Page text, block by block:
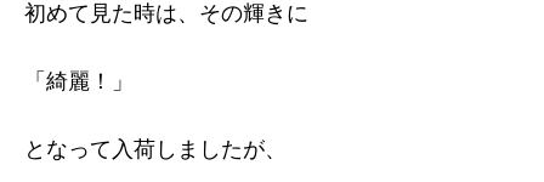
初めて見た時は、その輝きに
「綺麗！」
となって入荷しましたが、